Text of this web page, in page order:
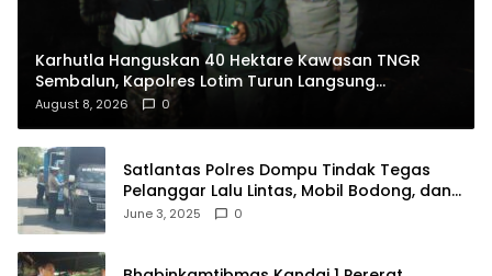
Karhutla Hanguskan 40 Hektare Kawasan TNGR
Sembalun, Kapolres Lotim Turun Langsung
Padamkan Api
August 8, 2026 0
Satlantas Polres Dompu Tindak Tegas
Pelanggar Lalu Lintas, Mobil Bodong, dan
Kendaraan Tak Bayar Pajak
June 3, 2025 0